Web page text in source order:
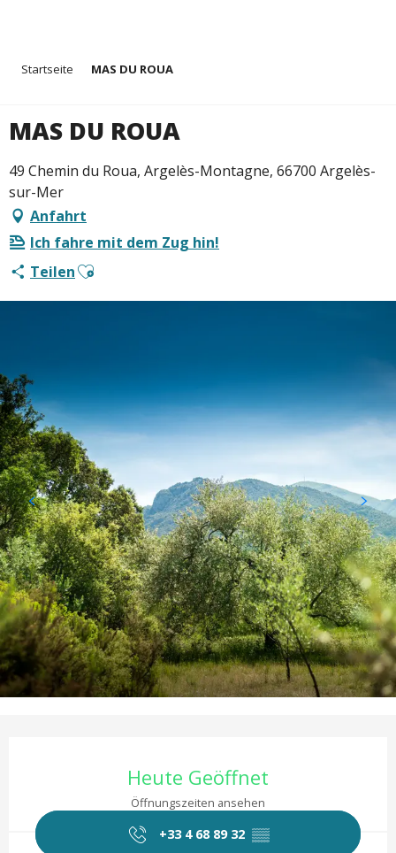
principal
Startseite MAS DU ROUA
MAS DU ROUA
49 Chemin du Roua, Argelès-Montagne, 66700 Argelès-
sur-Mer
Anfahrt
Ich fahre mit dem Zug hin!
TeilenAjouter aux favoris
Heute Geöffnet
Öffnungszeiten ansehen
+33 4 68 89 32 ▒▒